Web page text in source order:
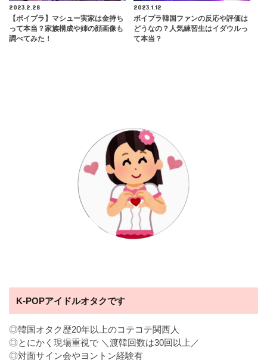
2023.2.28
【ボイプラ】マシュー実家は金持ち
って本当？家族構成や姉の顔画像も
調べてみた！
2023.1.12
ボイプラ韓国ファンの反応や評価は
どうなの？人気練習生はイダウルっ
て本当？
K-POPアイドルオタクです
◎韓国オタク歴20年以上のコテコテ関西人
◎とにかく現場重視で ＼渡韓回数は30回以上／
◎対面サイン会やヨントン経験有